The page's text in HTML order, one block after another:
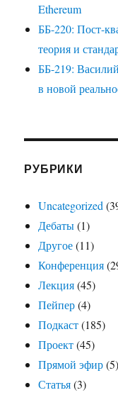
Ethereum
ББ-220: Пост-
теория и
ББ-219:
в новой
РУБРИКИ
Uncategorized
Дебаты(1)
Другое(11)
Конференция
Лекция(45)
Пейпер(4)
Подкаст(185)
Проект(45)
Прямой эфир(5)
Статья(3)